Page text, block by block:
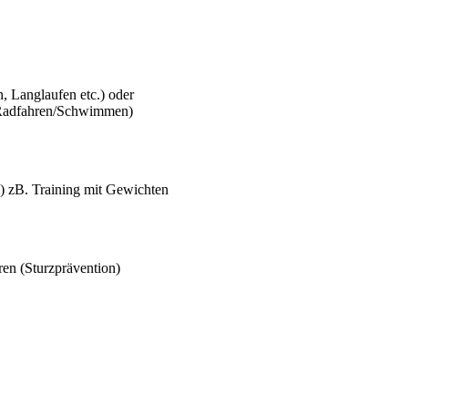
Langlaufen etc.) oder
Schwimmen)
zB. Training mit Gewichten
(Sturzprävention)